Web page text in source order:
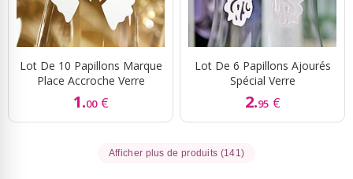
Lot De 10 Papillons Marque
Place Accroche Verre
1.00 €
Lot De 6 Papillons Ajourés
Spécial Verre
2.95 €
Afficher plus de produits (141)